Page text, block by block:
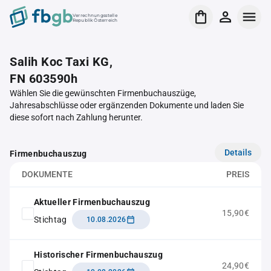
Verrechnungsstelle
Republik Österreich
Salih Koc Taxi KG,
FN 603590h
Wählen Sie die gewünschten Firmenbuchauszüge,
Jahresabschlüsse oder ergänzenden Dokumente und laden Sie
diese sofort nach Zahlung herunter.
Firmenbuchauszug Details
DOKUMENTE PREIS
Aktueller Firmenbuchauszug
Stichtag
10.08.2026
15,90€
Historischer Firmenbuchauszug
24,90€